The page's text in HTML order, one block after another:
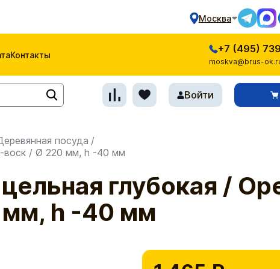
Москва
Контакты
+7 (495)
moskva@brus-
Войти
посуда /
воск / Ø 220 мм, h -40 мм
глубокая /
h -40 мм